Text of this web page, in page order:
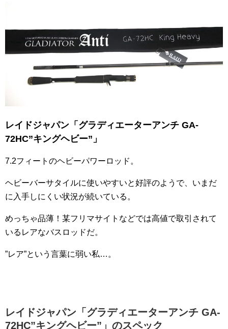
レイドジャパン「グラディエーターアンチ GA-
72HC”キングヘビー”」
7.2フィートのヘビーパワーロッド。
ヘビーバーサタイルに使いやすいと好評のようで、いまだ
に入手しにくい状況が続いている。
めっちゃ品薄！某フリマサイトなどでは高値で取引されて
いるレアなバスロッドだ。
”レア”という言葉に弱い私…。
レイドジャパン「グラディエーターアンチ GA-
72HC”キングヘビー”」のスペック